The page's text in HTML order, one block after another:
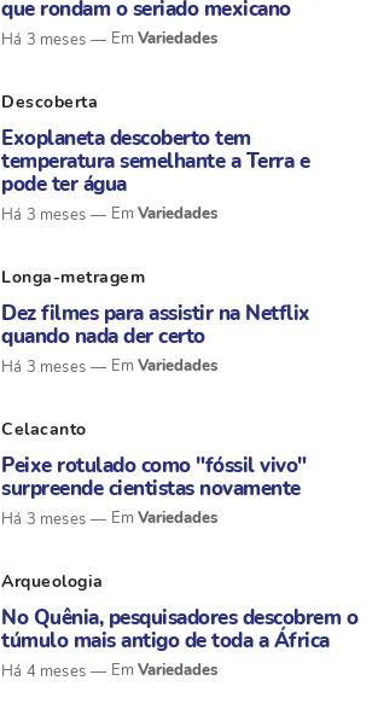
que rondam o seriado mexicano
Há 3 meses Variedades
Descoberta
Exoplaneta descoberto tem
temperatura semelhante a Terra e
pode ter água
Há 3 meses Variedades
Longa-metragem
Dez filmes para assistir na Netflix
quando nada der certo
Há 3 meses Variedades
Celacanto
Peixe rotulado como "fóssil vivo"
surpreende cientistas novamente
Há 3 meses Variedades
Arqueologia
No Quênia, pesquisadores descobrem o
túmulo mais antigo de toda a África
Há 4 meses Variedades